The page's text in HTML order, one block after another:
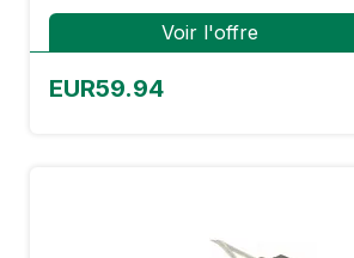
Voir l'offre
EUR59.94